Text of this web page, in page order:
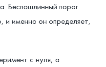
Беспошлинный порог
и именно он определяет,
с нуля, а